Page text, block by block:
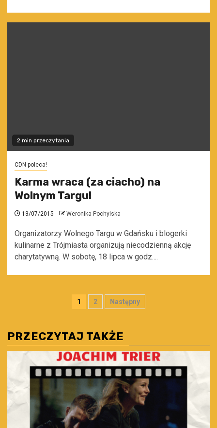
2 min przeczytania
CDN poleca!
Karma wraca (za ciacho) na
Wolnym Targu!
13/07/2015 Weronika Pochylska
Organizatorzy Wolnego Targu w Gdańsku i blogerki
kulinarne z Trójmiasta organizują niecodzienną akcję
charytatywną. W sobotę, 18 lipca w godz....
Stronicowanie
1 2 Następny
PRZECZYTAJ TAKŻE